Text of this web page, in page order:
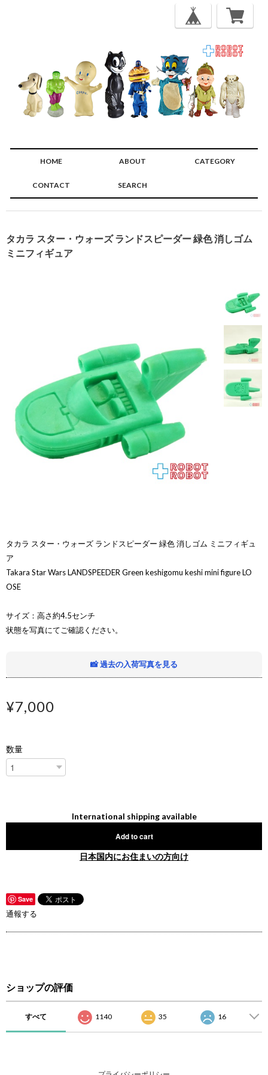
HOME ABOUT CATEGORY
CONTACT SEARCH
タカラ スター・ウォーズ ランドスピーダー 緑色 消しゴム
ミニフィギュア
タカラ スター・ウォーズ ランドスピーダー 緑色 消しゴム ミニフィギュ
ア
Takara Star Wars LANDSPEEDER Green keshigomu keshi mini figure LO
OSE
サイズ：高さ約4.5センチ
状態を写真にてご確認ください。
📸 過去の入荷写真を見る
¥7,000
数量
International shipping available
Add to cart
日本国内にお住まいの方向け
Save
通報する
ショップの評価
すべて 1140 35 16